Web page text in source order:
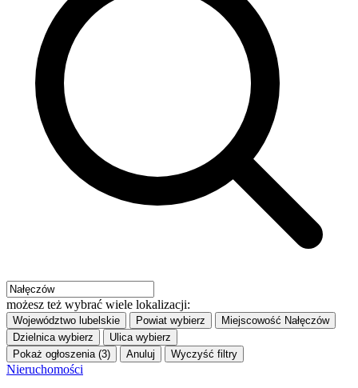
możesz też wybrać wiele lokalizacji:
Województwo lubelskie Powiat wybierz Miejscowość Nałęczów
Dzielnica wybierz Ulica wybierz
Pokaż ogłoszenia (3)
Anuluj Wyczyść filtry
Nieruchomości